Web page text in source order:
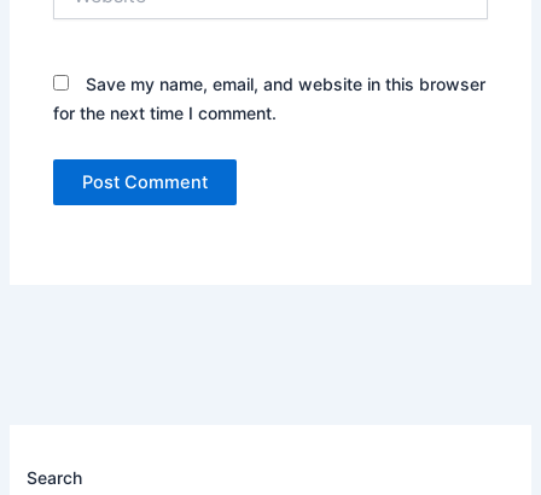
Save my name, email, and website in this browser
for the next time I comment.
Search